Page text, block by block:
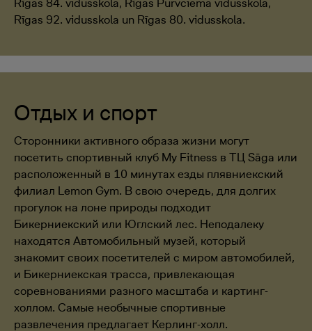
Rīgas 84. vidusskola, Rīgas Purvciema vidusskola,
Rīgas 92. vidusskola un Rīgas 80. vidusskola.
Отдых и спорт
Сторонники активного образа жизни могут
посетить спортивный клуб My Fitness в ТЦ Sāga или
расположенный в 10 минутах езды плявниекский
филиал Lemon Gym. В свою очередь, для долгих
прогулок на лоне природы подходит
Бикерниекский или Юглский лес. Неподалеку
находятся Автомобильный музей, который
знакомит своих посетителей с миром автомобилей,
и Бикерниекская трасса, привлекающая
соревнованиями разного масштаба и картинг-
холлом. Самые необычные спортивные
развлечения предлагает Керлинг-холл.